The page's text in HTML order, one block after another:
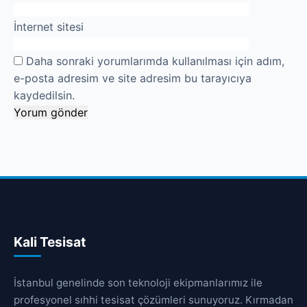
İnternet sitesi
Daha sonraki yorumlarımda kullanılması için adım,
e-posta adresim ve site adresim bu tarayıcıya
kaydedilsin.
Kali Tesisat
İstanbul genelinde son teknoloji ekipmanlarımız ile
profesyonel sıhhi tesisat çözümleri sunuyoruz. Kırmadan